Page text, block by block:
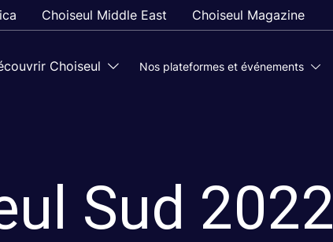
Choiseul Middle East Choiseul Magazine
Choiseul Nos plateformes et événements
Sud 2022